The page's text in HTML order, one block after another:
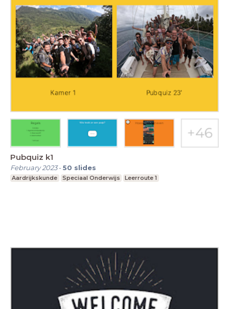
Pubquiz k1
February 2023-50 slides
Aardrijkskunde Speciaal Onderwijs Leerroute 1